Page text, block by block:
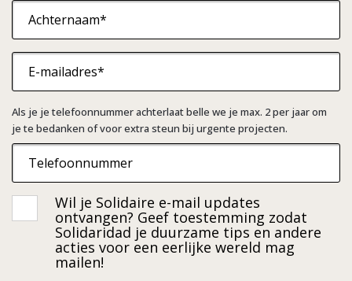
Emailadres *
Telefoon
Als je je telefoonnummer achterlaat belle we je max. 2 per jaar om
je te bedanken of voor extra steun bij urgente projecten.
Wil je Solidaire e-mail updates
ontvangen? Geef toestemming zodat
Solidaridad je duurzame tips en andere
acties voor een eerlijke wereld mag
mailen!